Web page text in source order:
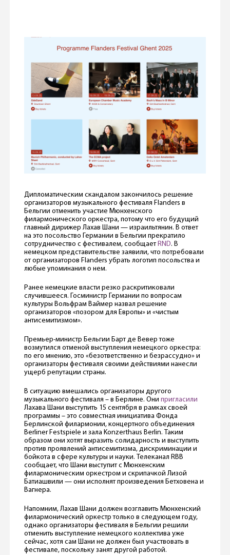
Дипломатическим скандалом закончилось решение
организаторов музыкального фестиваля Flanders в
Бельгии отменить участие Мюнхенского
филармонического оркестра, потому что его будущий
главный дирижер Лахав Шани — израильтянин. В ответ
на это посольство Германии в Бельгии прекратило
сотрудничество с фестивалем, сообщаетRND. В
немецком представительстве заявили, что потребовали
от организаторов Flanders убрать логотип посольства и
любые упоминания о нем.
Ранее немецкие власти резко раскритиковали
случившееся. Госминистр Германии по вопросам
культуры Вольфрам Ваймер назвал решение
организаторов «позором для Европы» и «чистым
антисемитизмом».
Премьер-министр Бельгии Барт де Вевер тоже
возмутился отменой выступления немецкого оркестра:
по его мнению, это «безответственно и безрассудно» и
организаторы фестиваля своими действиями нанесли
ущерб репутации страны.
В ситуацию вмешались организаторы другого
музыкального фестиваля – в Берлине. Они пригласили
Лахава Шани выступить 15 сентября в рамках своей
программы – это совместная инициатива Фонда
Берлинской филармонии, концертного объединения
Berliner Festspiele и зала Konzerthaus Berlin. Таким
образом они хотят выразить солидарность и выступить
против проявлений антисемитизма, дискриминации и
бойкота в сфере культуры и науки. Телеканал RBB
сообщает, что Шани выступит с Мюнхенским
филармоническим оркестром и скрипачкой Лизой
Батиашвили — они исполнят произведения Бетховена и
Вагнера.
Напомним, Лахав Шани должен возглавить Мюнхенский
филармонический оркестр только в следующем году,
однако организаторы фестиваля в Бельгии решили
отменить выступление немецкого коллектива уже
сейчас, хотя сам Шани не должен был участвовать в
фестивале, поскольку занят другой работой.